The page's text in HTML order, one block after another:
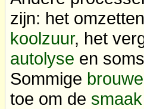
zijn: het
koolzuur, het
autolyse en
Sommige
toe om de smaak